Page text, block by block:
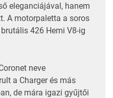
eleganciájával, hanem
A motorpaletta a soros
426 Hemi V8-ig
neve
a Charger és más
de mára igazi gyűjtői